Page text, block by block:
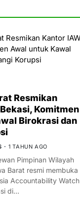
Resmikan
Komitmen
Birokrasi dan
1 TAHUN AGO
Pimpinan Wilayah
Barat resmi membuka
Accountability Watch
di…